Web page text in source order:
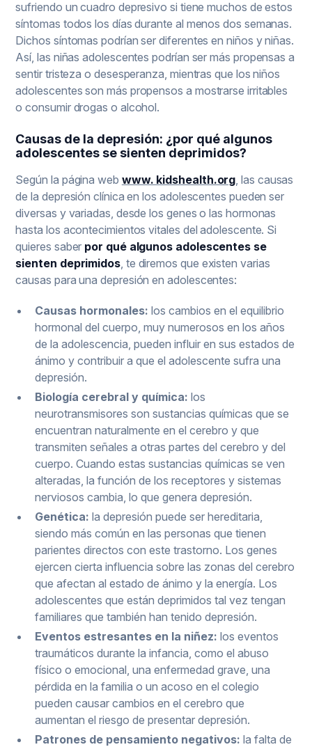
sufriendo un cuadro depresivo si tiene muchos de estos
síntomas todos los días durante al menos dos semanas.
Dichos síntomas podrían ser diferentes en niños y niñas.
Así, las niñas adolescentes podrían ser más propensas a
sentir tristeza o desesperanza, mientras que los niños
adolescentes son más propensos a mostrarse irritables
o consumir drogas o alcohol.
Causas de la depresión: ¿por qué algunos
adolescentes se sienten deprimidos?
Según la página web www. kidshealth.org , las causas
de la depresión clínica en los adolescentes pueden ser
diversas y variadas, desde los genes o las hormonas
hasta los acontecimientos vitales del adolescente. Si
quieres saber por qué algunos adolescentes se
sienten deprimidos, te diremos que existen varias
causas para una depresión en adolescentes:
Causas hormonales: los cambios en el equilibrio
hormonal del cuerpo, muy numerosos en los años
de la adolescencia, pueden influir en sus estados de
ánimo y contribuir a que el adolescente sufra una
depresión.
Biología cerebral y química:los
neurotransmisores son sustancias químicas que se
encuentran naturalmente en el cerebro y que
transmiten señales a otras partes del cerebro y del
cuerpo. Cuando estas sustancias químicas se ven
alteradas, la función de los receptores y sistemas
nerviosos cambia, lo que genera depresión.
Genética:la depresión puede ser hereditaria,
siendo más común en las personas que tienen
parientes directos con este trastorno. Los genes
ejercen cierta influencia sobre las zonas del cerebro
que afectan al estado de ánimo y la energía. Los
adolescentes que están deprimidos tal vez tengan
familiares que también han tenido depresión.
Eventos estresantes en la niñez:los eventos
traumáticos durante la infancia, como el abuso
físico o emocional, una enfermedad grave, una
pérdida en la familia o un acoso en el colegio
pueden causar cambios en el cerebro que
aumentan el riesgo de presentar depresión.
Patrones de pensamiento negativos: la falta de